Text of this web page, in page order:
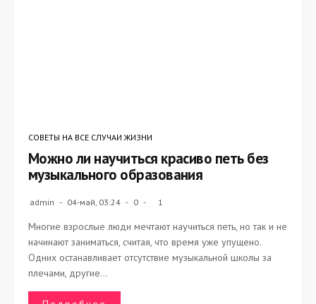
СОВЕТЫ НА ВСЕ СЛУЧАИ ЖИЗНИ
Можно ли научиться красиво петь без
музыкального образования
admin 04-май, 03:24 0 1
Многие взрослые люди мечтают научиться петь, но так и не
начинают заниматься, считая, что время уже упущено.
Одних останавливает отсутствие музыкальной школы за
плечами, другие...